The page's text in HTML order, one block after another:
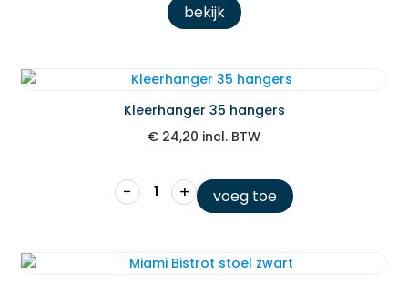
bekijk
Kleerhanger 35 hangers
€ 24,20 incl. BTW
− + voeg toe